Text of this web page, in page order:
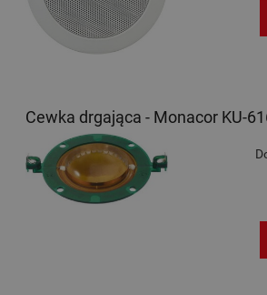
Cewka drgająca - Monacor KU-